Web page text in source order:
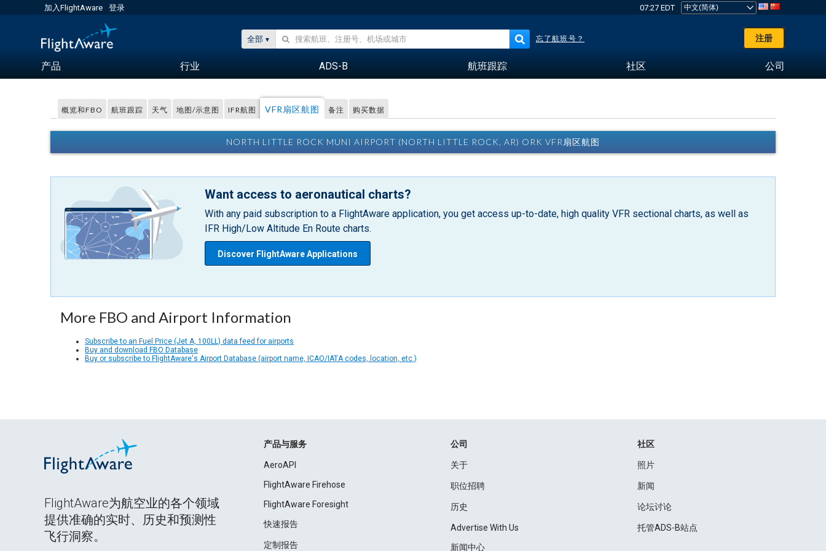
加入FlightAware 登录 07:27 EDT
全部 忘了航班号？ 注册
产品 行业 ADS-B 航班跟踪 社区 公司
概览和FBO 航班跟踪 天气 地图/示意图 IFR航图 VFR扇区航图 备注 购买数据
NORTH LITTLE ROCK MUNI AIRPORT (NORTH LITTLE ROCK, AR) ORK VFR扇区航图
Want access to aeronautical charts?
With any paid subscription to a FlightAware application, you get access up-to-date, high quality VFR sectional charts, as well as
IFR High/Low Altitude En Route charts.
Discover FlightAware Applications
More FBO and Airport Information
Subscribe to an Fuel Price (Jet A, 100LL) data feed for airports
Buy and download FBO Database
Buy or subscribe to FlightAware's Airport Database (airport name, ICAO/IATA codes, location, etc.)
FlightAware为航空业的各个领域
提供准确的实时、历史和预测性
飞行洞察。
产品与服务
AeroAPI
FlightAware Firehose
FlightAware Foresight
快速报告
定制报告
公司
关于
职位招聘
历史
Advertise With Us
新闻中心
社区
照片
新闻
论坛讨论
托管ADS-B站点